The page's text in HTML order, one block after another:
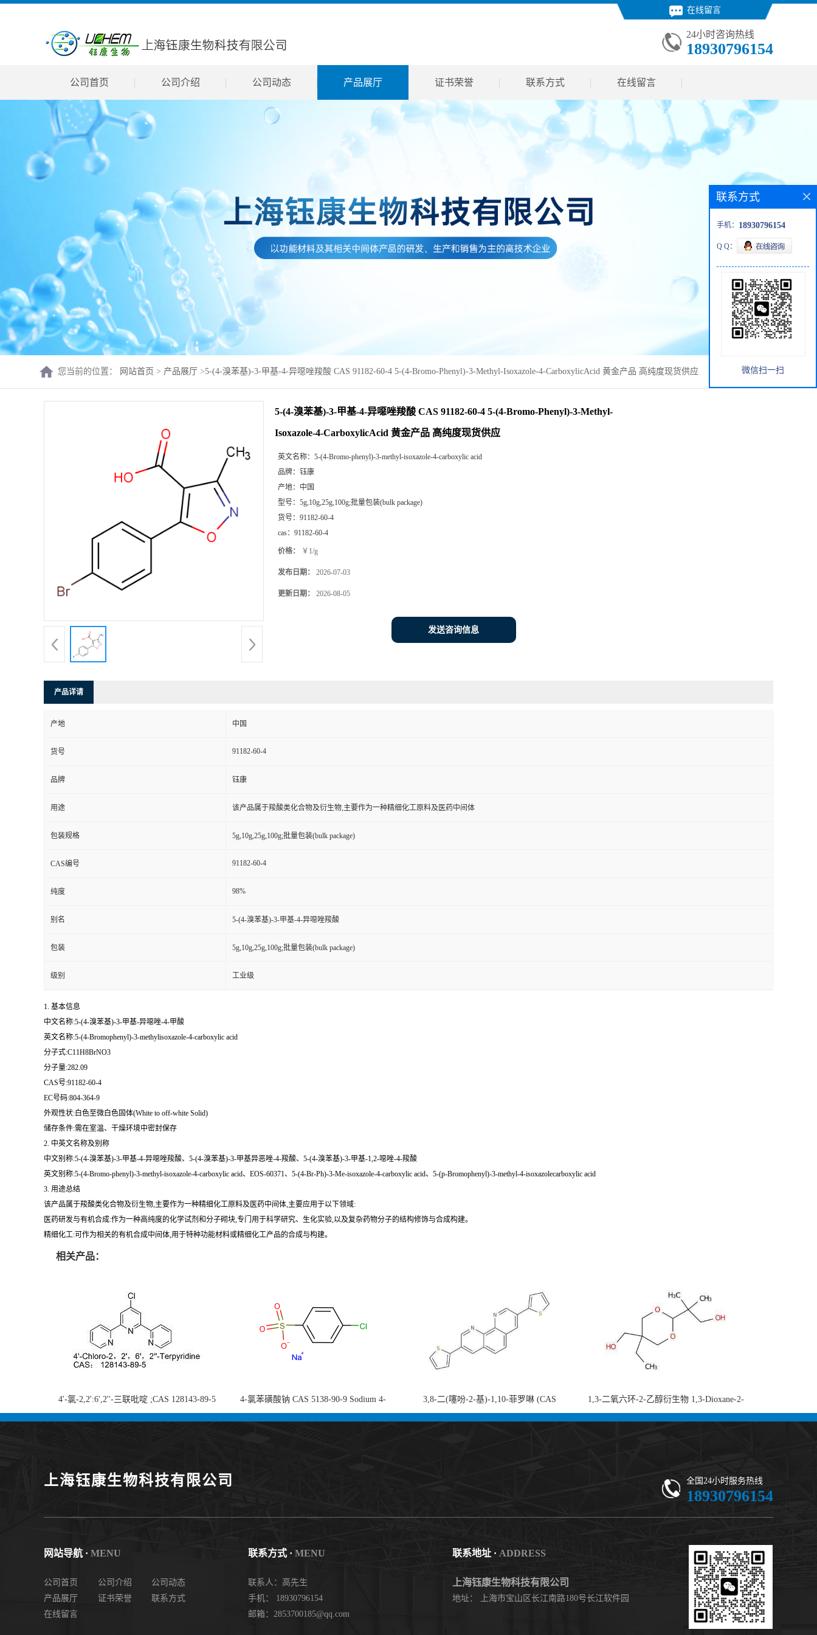
在线留言
24小时咨询热线
18930796154
公司首页 公司介绍 公司动态 产品展厅 证书荣誉 联系方式 在线留言
您当前的位置： 网站首页 > 产品展厅 >5-(4-溴苯基)-3-甲基-4-异噁唑羧酸 CAS 91182-60-4 5-(4-Bromo-Phenyl)-3-Methyl-Isoxazole-4-CarboxylicAcid 黄金产品 高纯度现货供应
5-(4-溴苯基)-3-甲基-4-异噁唑羧酸 CAS 91182-60-4 5-(4-Bromo-Phenyl)-3-Methyl-
Isoxazole-4-CarboxylicAcid 黄金产品 高纯度现货供应
英文名称： 5-(4-Bromo-phenyl)-3-methyl-isoxazole-4-carboxylic acid
品牌： 钰康
产地： 中国
型号： 5g,10g,25g,100g;批量包装(bulk package)
货号： 91182-60-4
cas： 91182-60-4
价格： ￥1/g
发布日期： 2026-07-03
更新日期： 2026-08-05
发送咨询信息
产品详请
产地 中国
货号 91182-60-4
品牌 钰康
用途 该产品属于羧酸类化合物及衍生物,主要作为一种精细化工原料及医药中间体
包装规格 5g,10g,25g,100g;批量包装(bulk package)
CAS编号 91182-60-4
纯度 98%
别名 5-(4-溴苯基)-3-甲基-4-异噁唑羧酸
包装 5g,10g,25g,100g;批量包装(bulk package)
级别 工业级
1. 基本信息
中文名称:5-(4-溴苯基)-3-甲基-异噁唑-4-甲酸
英文名称:5-(4-Bromophenyl)-3-methylisoxazole-4-carboxylic acid
分子式:C11H8BrNO3
分子量:282.09
CAS号:91182-60-4
EC号码:804-364-9
外观性状:白色至微白色固体(White to off-white Solid)
储存条件:需在室温、干燥环境中密封保存
2. 中英文名称及别称
中文别称:5-(4-溴苯基)-3-甲基-4-异噁唑羧酸、5-(4-溴苯基)-3-甲基异恶唑-4-羧酸、5-(4-溴苯基)-3-甲基-1,2-噁唑-4-羧酸
英文别称:5-(4-Bromo-phenyl)-3-methyl-isoxazole-4-carboxylic acid、EOS-60371、5-(4-Br-Ph)-3-Me-isoxazole-4-carboxylic acid、5-(p-Bromophenyl)-3-methyl-4-isoxazolecarboxylic acid
3. 用途总结
该产品属于羧酸类化合物及衍生物,主要作为一种精细化工原料及医药中间体,主要应用于以下领域:
医药研发与有机合成:作为一种高纯度的化学试剂和分子砌块,专门用于科学研究、生化实验,以及复杂药物分子的结构修饰与合成构建。
精细化工:可作为相关的有机合成中间体,用于特种功能材料或精细化工产品的合成与构建。
相关产品：
4'-氯-2,2':6',2''-三联吡啶 ;CAS 128143-89-5
;4'-Chloro-2,2':6',2''-terpyridine;4-
4-氯苯磺酸钠 CAS 5138-90-9 Sodium 4-
chlorobenzenesulfonate 黄金产品 高纯度现货
3,8-二(噻吩-2-基)-1,10-菲罗啉 (CAS
753491-32-6)1,10-Phenanthroline, 3,8-di-2-
1,3-二氧六环-2-乙醇衍生物 1,3-Dioxane-2-
ethanol, 5-ethyl-5-(hydroxymethyl)-β,β-
联系方式
手机： 18930796154
Q Q：
微信扫一扫
上海钰康生物科技有限公司 全国24小时服务热线
18930796154
网站导航 · MENU
公司首页 公司介绍
公司动态
产品展厅
证书荣誉
联系方式
在线留言
联系方式 · MENU
联系人：高先生
手机： 18930796154
邮箱：2853700185@qq.com
联系地址 · ADDRESS
上海钰康生物科技有限公司
地址： 上海市宝山区长江南路180号长江软件园